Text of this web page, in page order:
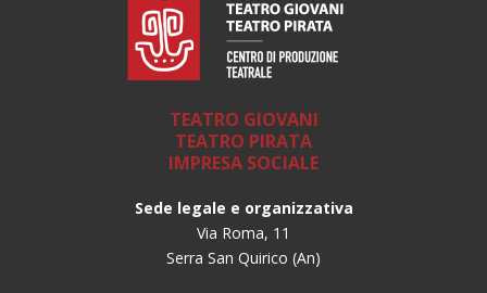
TEATRO GIOVANI
TEATRO PIRATA
IMPRESA SOCIALE
Sede legale e organizzativa
Via Roma, 11
Serra San Quirico (An)